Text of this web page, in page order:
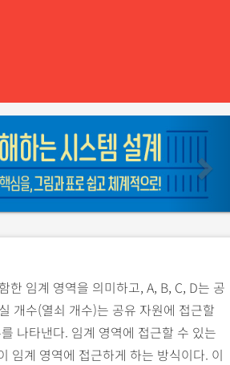
n
x
t
한 임계 영역을 의미하고, A, B, C, D는 공
개수(열쇠 개수)는 공유 자원에 접근할
나타낸다. 임계 영역에 접근할 수 있는
임계 영역에 접근하게 하는 방식이다. 이